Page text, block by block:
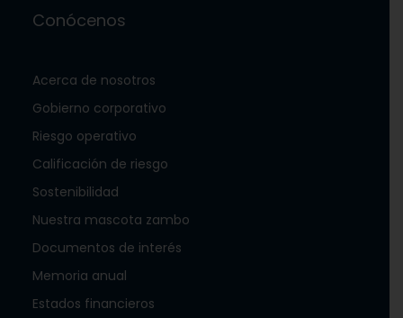
Conócenos
Acerca de nosotros
Gobierno corporativo
Riesgo operativo
Calificación de riesgo
Sostenibilidad
Nuestra mascota zambo
Documentos de interés
Memoria anual
Estados financieros